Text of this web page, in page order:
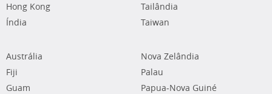
Hong Kong
Índia
Tailândia
Taiwan
Austrália
Fiji
Guam
Nova Zelândia
Palau
Papua-Nova Guiné